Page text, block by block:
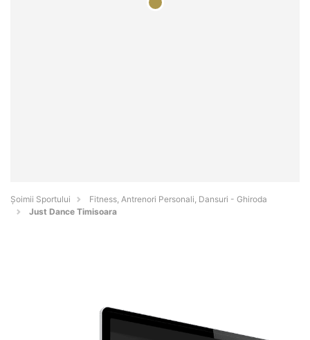
Șoimii Sportului
Fitness, Antrenori Personali, Dansuri - Ghiroda
Just Dance Timisoara